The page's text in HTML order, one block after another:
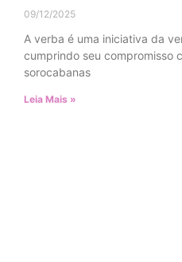
09/12/2025
A verba é uma iniciativa da
cumprindo seu compromisso
sorocabanas
Leia Mais »